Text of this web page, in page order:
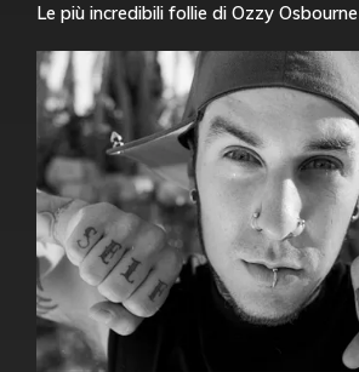
Le più incredibili follie di Ozzy Osbourne